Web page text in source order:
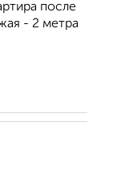
после
- 2 метра